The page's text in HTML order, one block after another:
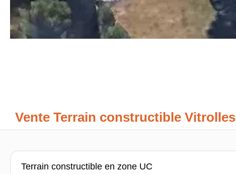
Vente Terrain constructible Vitrolles
Terrain constructible en zone UC